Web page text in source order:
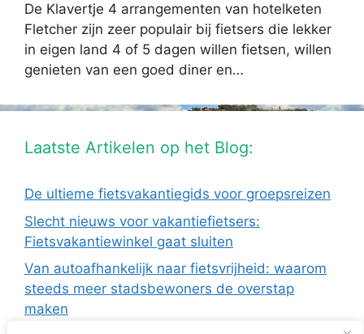
De Klavertje 4 arrangementen van hotelketen
Fletcher zijn zeer populair bij fietsers die lekker
in eigen land 4 of 5 dagen willen fietsen, willen
genieten van een goed diner en…
Laatste Artikelen op het Blog:
De ultieme fietsvakantiegids voor groepsreizen
Slecht nieuws voor vakantiefietsers:
Fietsvakantiewinkel gaat sluiten
Van autoafhankelijk naar fietsvrijheid: waarom
steeds meer stadsbewoners de overstap
maken